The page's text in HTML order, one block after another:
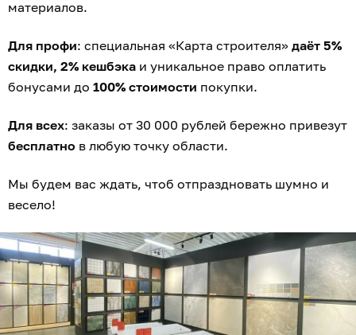
материалов.
Для профи: специальная «Карта строителя» даёт 5%
скидки, 2% кешбэка и уникальное право оплатить
бонусами до 100% стоимости покупки.
Для всех: заказы от 30 000 рублей бережно привезут
бесплатно в любую точку области.
Мы будем вас ждать, чтоб отпраздновать шумно и
весело!